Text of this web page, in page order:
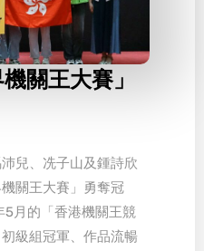
關王大賽」
兒、冼子山及鍾詩欣
關王大賽」勇奪冠
月的「香港機關王競
級組冠軍、作品流暢